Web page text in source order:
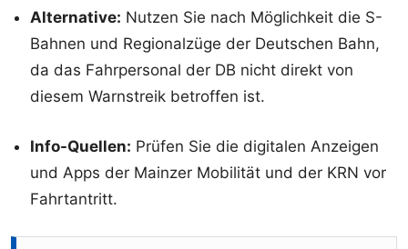
Alternative: Nutzen Sie nach Möglichkeit die S-
Bahnen und Regionalzüge der Deutschen Bahn,
da das Fahrpersonal der DB nicht direkt von
diesem Warnstreik betroffen ist.
Info-Quellen: Prüfen Sie die digitalen Anzeigen
und Apps der Mainzer Mobilität und der KRN vor
Fahrtantritt.